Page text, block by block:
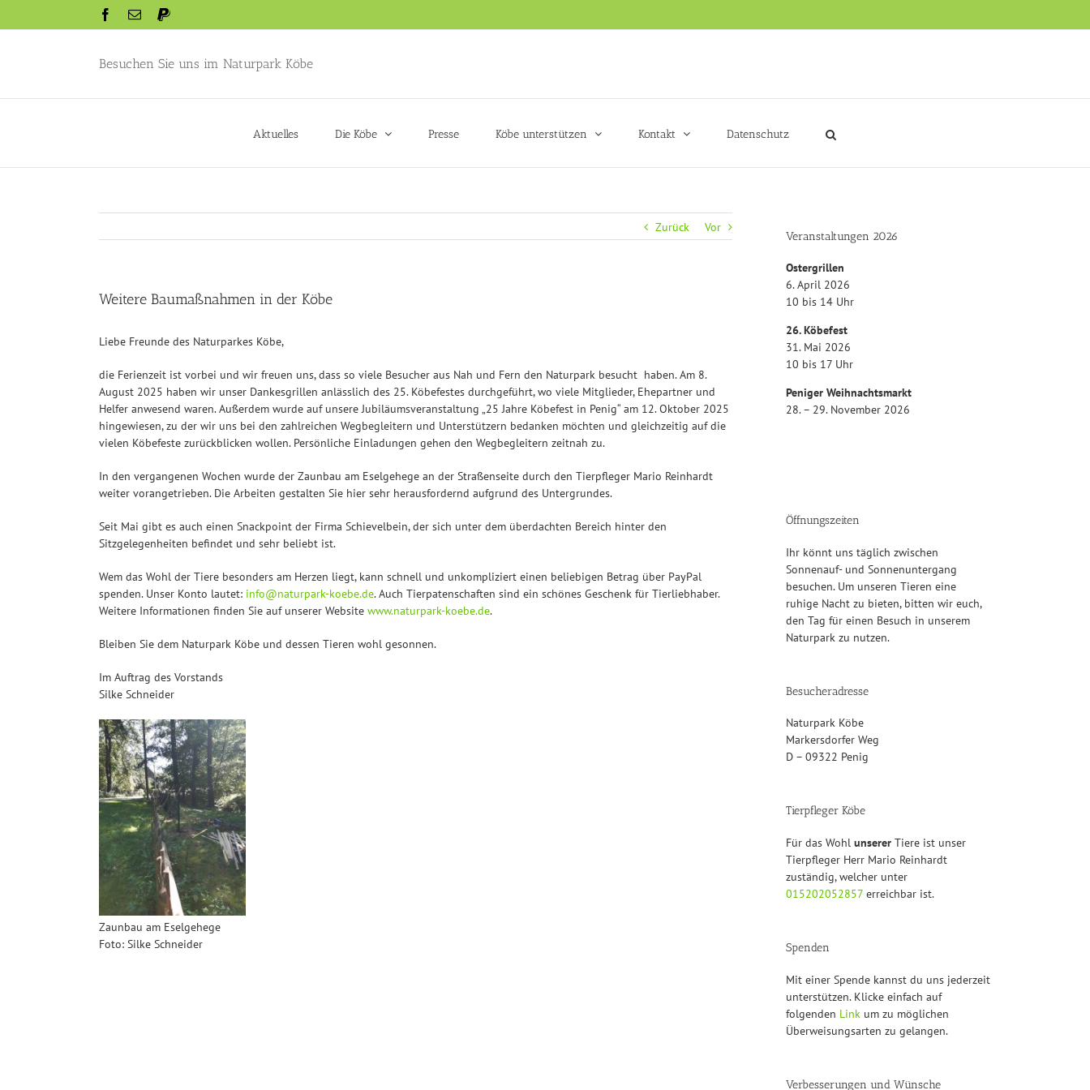
Facebook
EmailPaypal
Besuchen Sie uns im Naturpark Köbe
Aktuelles Die Köbe Presse Köbe unterstützen Kontakt Datenschutz
Zurück Vor
Weitere Baumaßnahmen in der Köbe
Liebe Freunde des Naturparkes Köbe,
die Ferienzeit ist vorbei und wir freuen uns, dass so viele Besucher aus Nah und Fern den Naturpark besucht haben. Am 8.
August 2025 haben wir unser Dankesgrillen anlässlich des 25. Köbefestes durchgeführt, wo viele Mitglieder, Ehepartner und
Helfer anwesend waren. Außerdem wurde auf unsere Jubiläumsveranstaltung „25 Jahre Köbefest in Penig“ am 12. Oktober 2025
hingewiesen, zu der wir uns bei den zahlreichen Wegbegleitern und Unterstützern bedanken möchten und gleichzeitig auf die
vielen Köbefeste zurückblicken wollen. Persönliche Einladungen gehen den Wegbegleitern zeitnah zu.
In den vergangenen Wochen wurde der Zaunbau am Eselgehege an der Straßenseite durch den Tierpfleger Mario Reinhardt
weiter vorangetrieben. Die Arbeiten gestalten Sie hier sehr herausfordernd aufgrund des Untergrundes.
Seit Mai gibt es auch einen Snackpoint der Firma Schievelbein, der sich unter dem überdachten Bereich hinter den
Sitzgelegenheiten befindet und sehr beliebt ist.
Wem das Wohl der Tiere besonders am Herzen liegt, kann schnell und unkompliziert einen beliebigen Betrag über PayPal
spenden. Unser Konto lautet: info@naturpark-koebe.de. Auch Tierpatenschaften sind ein schönes Geschenk für Tierliebhaber.
Weitere Informationen finden Sie auf unserer Website www.naturpark-koebe.de.
Bleiben Sie dem Naturpark Köbe und dessen Tieren wohl gesonnen.
Im Auftrag des Vorstands
Silke Schneider
Zaunbau am Eselgehege
Foto: Silke Schneider
Veranstaltungen 2026
Ostergrillen
6. April 2026
10 bis 14 Uhr
26. Köbefest
31. Mai 2026
10 bis 17 Uhr
Peniger Weihnachtsmarkt
28. – 29. November 2026
Öffnungszeiten
Ihr könnt uns täglich zwischen
Sonnenauf- und Sonnenuntergang
besuchen. Um unseren Tieren eine
ruhige Nacht zu bieten, bitten wir euch,
den Tag für einen Besuch in unserem
Naturpark zu nutzen.
Besucheradresse
Naturpark Köbe
Markersdorfer Weg
D – 09322 Penig
Tierpfleger Köbe
Für das Wohl unserer Tiere ist unser
Tierpfleger Herr Mario Reinhardt
zuständig, welcher unter
015202052857 erreichbar ist.
Spenden
Mit einer Spende kannst du uns jederzeit
unterstützen. Klicke einfach auf
folgenden Link um zu möglichen
Überweisungsarten zu gelangen.
Verbesserungen und Wünsche